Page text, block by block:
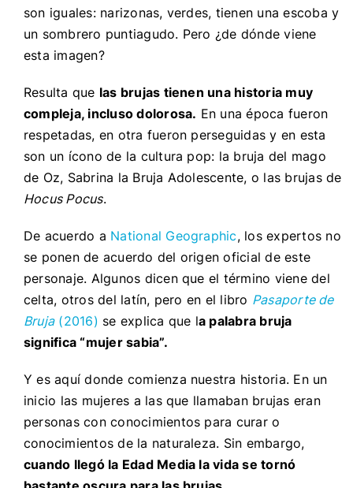
son iguales: narizonas, verdes, tienen una escoba y
un sombrero puntiagudo. Pero ¿de dónde viene
esta imagen?
Resulta que las brujas tienen una historia muy
compleja, incluso dolorosa. En una época fueron
respetadas, en otra fueron perseguidas y en esta
son un ícono de la cultura pop: la bruja del mago
de Oz, Sabrina la Bruja Adolescente, o las brujas de
Hocus Pocus.
De acuerdo a National Geographic, los expertos no
se ponen de acuerdo del origen oficial de este
personaje. Algunos dicen que el término viene del
celta, otros del latín, pero en el libro Pasaporte de
Bruja(2016) se explica que la palabra bruja
significa “mujer sabia”.
Y es aquí donde comienza nuestra historia. En un
inicio las mujeres a las que llamaban brujas eran
personas con conocimientos para curar o
conocimientos de la naturaleza. Sin embargo,
cuando llegó la Edad Media la vida se tornó